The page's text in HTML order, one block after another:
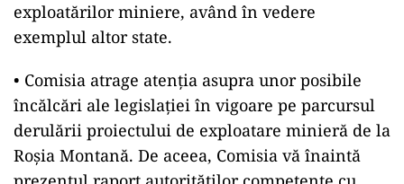
exploatărilor miniere, având în vedere
exemplul altor state.
• Comisia atrage atenția asupra unor posibile
încălcări ale legislației în vigoare pe parcursul
derulării proiectului de exploatare minieră de la
Roșia Montană. De aceea, Comisia vă înaintă